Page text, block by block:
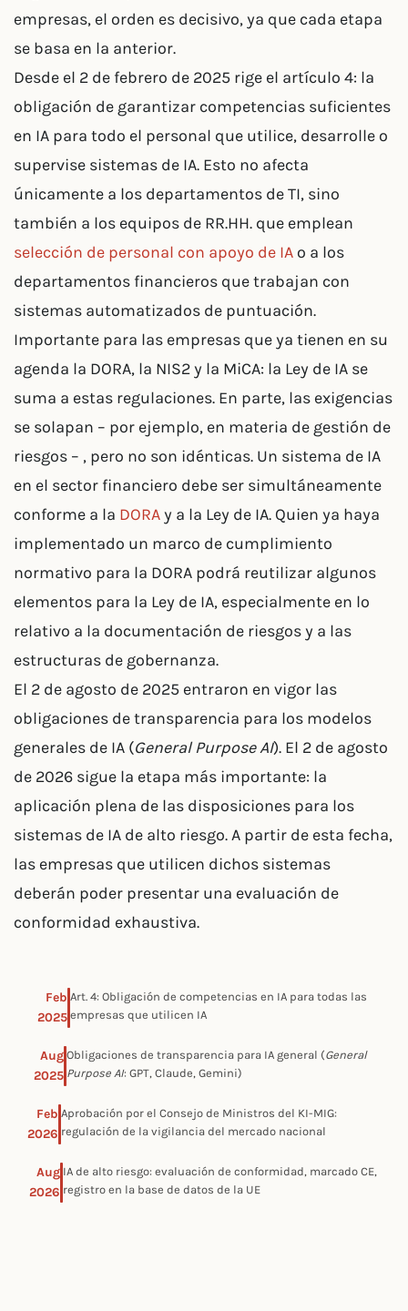
empresas, el orden es decisivo, ya que cada etapa
se basa en la anterior.
Desde el 2 de febrero de 2025 rige el artículo 4: la
obligación de garantizar competencias suficientes
en IA para todo el personal que utilice, desarrolle o
supervise sistemas de IA. Esto no afecta
únicamente a los departamentos de TI, sino
también a los equipos de RR.HH. que emplean
selección de personal con apoyo de IA o a los
departamentos financieros que trabajan con
sistemas automatizados de puntuación.
Importante para las empresas que ya tienen en su
agenda la DORA, la NIS2 y la MiCA: la Ley de IA se
suma a estas regulaciones. En parte, las exigencias
se solapan – por ejemplo, en materia de gestión de
riesgos – , pero no son idénticas. Un sistema de IA
en el sector financiero debe ser simultáneamente
conforme a la DORAy a la Ley de IA. Quien ya haya
implementado un marco de cumplimiento
normativo para la DORA podrá reutilizar algunos
elementos para la Ley de IA, especialmente en lo
relativo a la documentación de riesgos y a las
estructuras de gobernanza.
El 2 de agosto de 2025 entraron en vigor las
obligaciones de transparencia para los modelos
generales de IA (General Purpose AI). El 2 de agosto
de 2026 sigue la etapa más importante: la
aplicación plena de las disposiciones para los
sistemas de IA de alto riesgo. A partir de esta fecha,
las empresas que utilicen dichos sistemas
deberán poder presentar una evaluación de
conformidad exhaustiva.
Feb
2025
Art. 4: Obligación de competencias en IA para todas las
empresas que utilicen IA
Aug
2025
Obligaciones de transparencia para IA general (General
Purpose AI: GPT, Claude, Gemini)
Feb
2026
Aprobación por el Consejo de Ministros del KI-MIG:
regulación de la vigilancia del mercado nacional
Aug
2026
IA de alto riesgo: evaluación de conformidad, marcado CE,
registro en la base de datos de la UE